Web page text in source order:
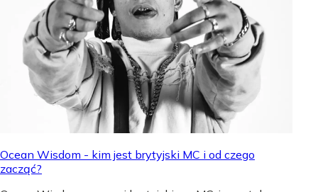
Ocean Wisdom - kim jest brytyjski MC i od czego
zacząć?